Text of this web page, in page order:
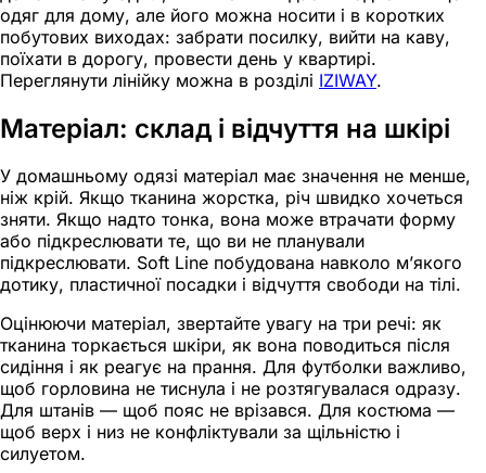
одяг для дому, але його можна носити і в коротких
побутових виходах: забрати посилку, вийти на каву,
поїхати в дорогу, провести день у квартирі.
Переглянути лінійку можна в розділі IZIWAY.
Матеріал: склад і відчуття на шкірі
У домашньому одязі матеріал має значення не менше,
ніж крій. Якщо тканина жорстка, річ швидко хочеться
зняти. Якщо надто тонка, вона може втрачати форму
або підкреслювати те, що ви не планували
підкреслювати. Soft Line побудована навколо м’якого
дотику, пластичної посадки і відчуття свободи на тілі.
Оцінюючи матеріал, звертайте увагу на три речі: як
тканина торкається шкіри, як вона поводиться після
сидіння і як реагує на прання. Для футболки важливо,
щоб горловина не тиснула і не розтягувалася одразу.
Для штанів — щоб пояс не врізався. Для костюма —
щоб верх і низ не конфліктували за щільністю і
силуетом.